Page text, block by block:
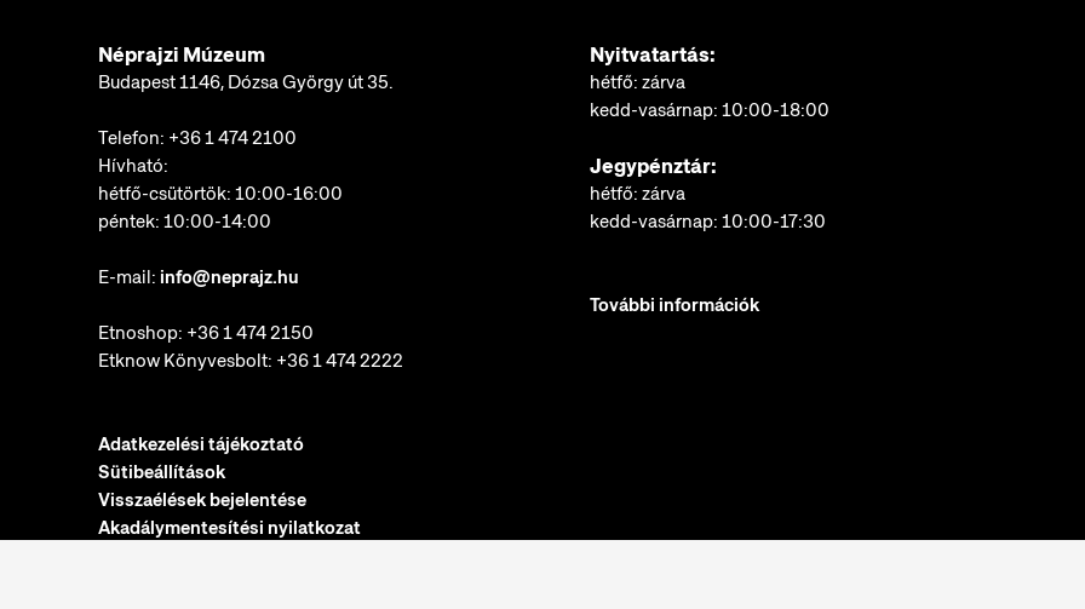
Néprajzi Múzeum
Budapest 1146, Dózsa György út 35.
Telefon: +36 1 474 2100
Hívható:
hétfő-csütörtök: 10:00-16:00
péntek: 10:00-14:00
E-mail: info@neprajz.hu
Etnoshop: +36 1 474 2150
Etknow Könyvesbolt: +36 1 474 2222
Adatkezelési tájékoztató
Sütibeállítások
Visszaélések bejelentése
Akadálymentesítési nyilatkozat
Nyitvatartás:
hétfő: zárva
kedd-vasárnap: 10:00-18:00
Jegypénztár:
hétfő: zárva
kedd-vasárnap: 10:00-17:30
További információk